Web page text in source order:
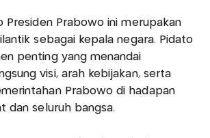
Presiden Prabowo ini merupakan
sebagai kepala negara. Pidato
penting yang menandai
visi, arah kebijakan, serta
Prabowo di hadapan
dan seluruh bangsa.